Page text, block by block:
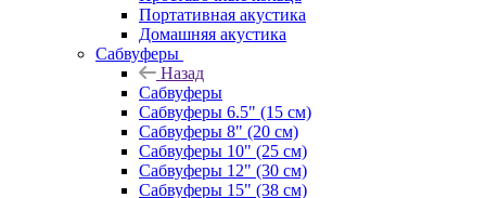
Портативная акустика
Домашняя акустика
Сабвуферы
Назад
Сабвуферы
Сабвуферы 6.5" (15 см)
Сабвуферы 8" (20 см)
Сабвуферы 10" (25 см)
Сабвуферы 12" (30 см)
Сабвуферы 15" (38 см)